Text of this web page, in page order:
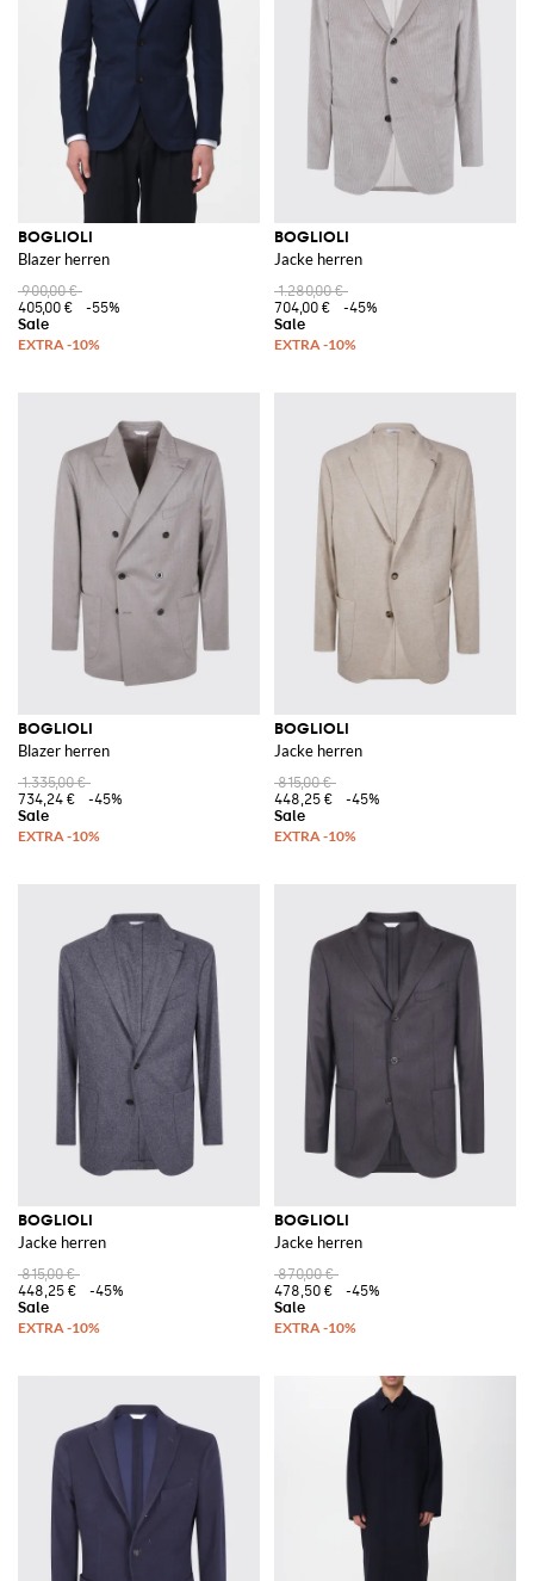
BOGLIOLI
Blazer herren
900,00 €
405,00 €
-55%
BOGLIOLI
Jacke herren
1.280,00 €
704,00 €
-45%
BOGLIOLI
Blazer herren
1.335,00 €
734,24 €
-45%
BOGLIOLI
Jacke herren
815,00 €
448,25 €
-45%
BOGLIOLI
Jacke herren
815,00 €
448,25 €
-45%
BOGLIOLI
Jacke herren
870,00 €
478,50 €
-45%